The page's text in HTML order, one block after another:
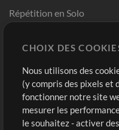
Répétition en Solo
Modèles ProPresenter
Sons
Boutique
Acheter des crédits
CHOIX DES
Nous utilisons des
(y compris des pixels et
fonctionner notre site
mesurer les
le souhaitez - activer